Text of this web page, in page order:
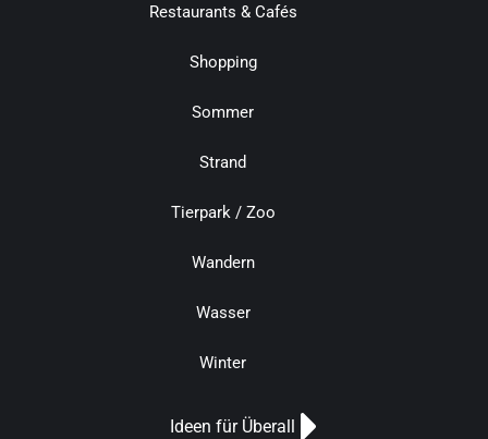
Restaurants & Cafés
Shopping
Sommer
Strand
Tierpark / Zoo
Wandern
Wasser
Winter
Ideen für Überall